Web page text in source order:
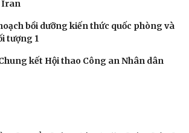
Nghệ sĩ
Thời trang
PHÒNG